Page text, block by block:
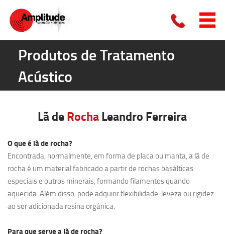
Produtos de Tratamento
Acústico
Lã deRochaLeandro Ferreira
O que é lã de rocha?
Encontrada, normalmente, em forma de placa ou manta, a lã de
rocha é um material fabricado a partir de rochas basálticas
especiais e outros minerais, formando filamentos quando
aquecida. Além disso, pode adquirir flexibilidade, leveza ou rigidez
ao ser adicionada resina orgânica.
Para que serve a lã de rocha?